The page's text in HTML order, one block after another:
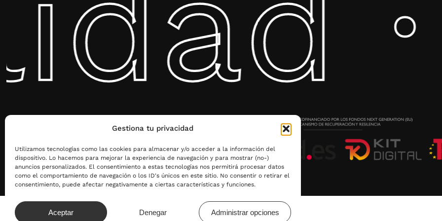
Gestiona tu privacidad
Utilizamos tecnologías como las cookies para almacenar y/o acceder a la información del
dispositivo. Lo hacemos para mejorar la experiencia de navegación y para mostrar (no-)
anuncios personalizados. El consentimiento a estas tecnologías nos permitirá procesar datos
como el comportamiento de navegación o los ID's únicos en este sitio. No consentir o retirar el
consentimiento, puede afectar negativamente a ciertas características y funciones.
Aceptar Denegar Administrar opciones